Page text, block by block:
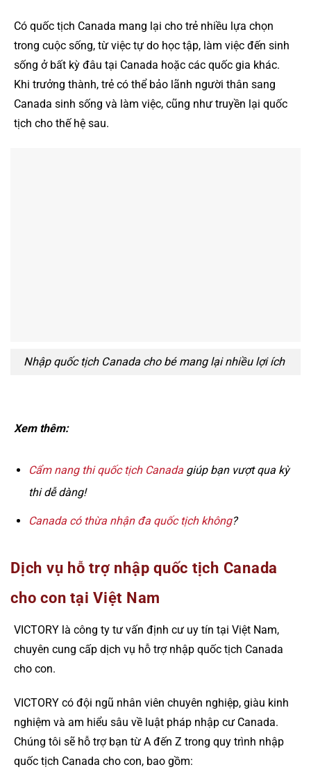
Có quốc tịch Canada mang lại cho trẻ nhiều lựa chọn
trong cuộc sống, từ việc tự do học tập, làm việc đến sinh
sống ở bất kỳ đâu tại Canada hoặc các quốc gia khác.
Khi trưởng thành, trẻ có thể bảo lãnh người thân sang
Canada sinh sống và làm việc, cũng như truyền lại quốc
tịch cho thế hệ sau.
Nhập quốc tịch Canada cho bé mang lại nhiều lợi ích
Xem thêm:
Cẩm nang thi quốc tịch Canadagiúp bạn vượt qua kỳ
thi dễ dàng!
Canada có thừa nhận đa quốc tịch không?
Dịch vụ hỗ trợ nhập quốc tịch Canada
cho con tại Việt Nam
VICTORY là công ty tư vấn định cư uy tín tại Việt Nam,
chuyên cung cấp dịch vụ hỗ trợ nhập quốc tịch Canada
cho con.
VICTORY có đội ngũ nhân viên chuyên nghiệp, giàu kinh
nghiệm và am hiểu sâu về luật pháp nhập cư Canada.
Chúng tôi sẽ hỗ trợ bạn từ A đến Z trong quy trình nhập
quốc tịch Canada cho con, bao gồm: